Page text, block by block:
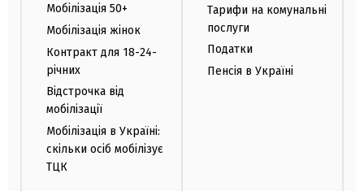
Мобілізація 50+
Мобілізація жінок
Контракт для 18-24-
річних
Відстрочка від
мобілізації
Мобілізація в Україні:
скільки осіб мобілізує
ТЦК
Тарифи на комунальні
послуги
Податки
Пенсія в Україні